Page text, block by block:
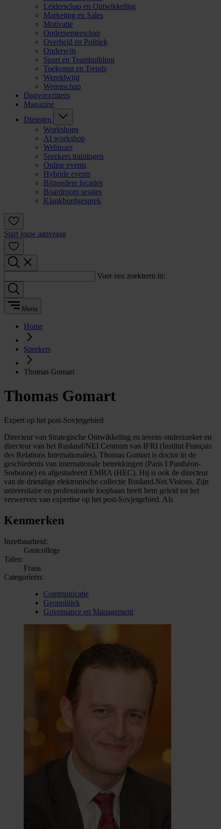
Leiderschap en Ontwikkeling
Marketing en Sales
Motivatie
Ondernemerschap
Overheid en Politiek
Onderwijs
Sport en Teambuilding
Toekomst en Trends
Wereldwijd
Wetenschap
Dagvoorzitters
Magazine
Diensten
Workshops
AI workshop
Webinars
Sprekers trainingen
Online events
Hybride events
Bijzondere locaties
Boardroom sessies
Klankbordgesprek
Start jouw aanvraag
Voer een zoekterm in:
Menu
Home
Sprekers
Thomas Gomart
Thomas Gomart
Expert op het post-Sovjetgebied
Directeur van Strategische Ontwikkeling en tevens onderzoeker en
directeur van het Rusland/NEI Centrum van IFRI (Institut Français
des Relations Internationales), Thomas Gomart is doctor in de
geschiedenis van internationale betrekkingen (Paris I Panthéon-
Sorbonne) en afgestudeerd EMBA (HEC). Hij is ook de directeur
van de drietalige elektronische collectie Rusland.Nei.Visions. Zijn
universitaire en professionele loopbaan heeft hem geleid tot het
verwerven van expertise op het post-Sovjetgebied. Als
Kenmerken
Inzetbaarheid:
Gastcollege
Talen:
Frans
Categorieën:
Communicatie
Geopolitiek
Governance en Management